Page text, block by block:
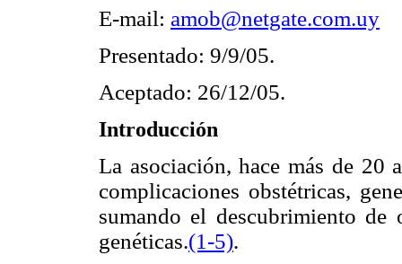
E-mail: amob@netgate.com.uy
Presentado: 9/9/05.
Aceptado: 26/12/05.
Introducción
La asociación, hace más de 20
complicaciones obstétricas,
sumando el descubrimiento de
genéticas.(1-5).